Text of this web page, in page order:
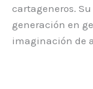
cartageneros.
generación en
imaginación de